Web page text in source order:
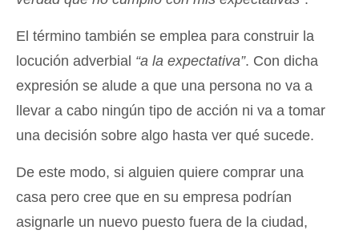
El término también se emplea para construir la
locución adverbial “a la expectativa”. Con dicha
expresión se alude a que una persona no va a
llevar a cabo ningún tipo de acción ni va a tomar
una decisión sobre algo hasta ver qué sucede.
De este modo, si alguien quiere comprar una
casa pero cree que en su empresa podrían
asignarle un nuevo puesto fuera de la ciudad,